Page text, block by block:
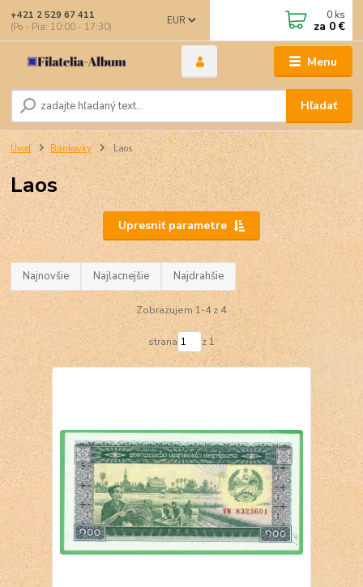
Menu
EUR
Hľadať
+421 2 529 67 411
(Po - Pia: 10:00 - 17:30)
0 ks
za 0 €
Úvod Bankovky Laos
Laos
Upresniť parametre
Najnovšie Najlacnejšie Najdrahšie
Zobrazujem 1-4 z 4
strana z 1